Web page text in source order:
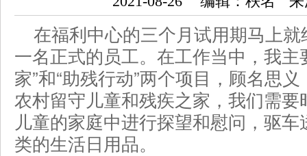
在福利中心的三个月试用期马上
一名正式的员工。在工作当中，我主
家”和“助残行动”两个项目，顾名思
农村留守儿童和残疾之家，我们需
儿童的家庭中进行探望和慰问，驱
类的生活日用品。